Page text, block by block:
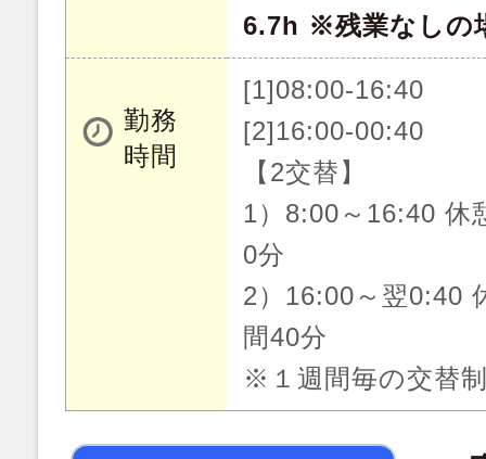
6.7h ※残業なしの
勤務
時間
[1]08:00-16:40
[2]16:00-00:40
【2交替】
1）8:00～16:40 休
0分
2）16:00～翌0:40
間40分
※１週間毎の交替